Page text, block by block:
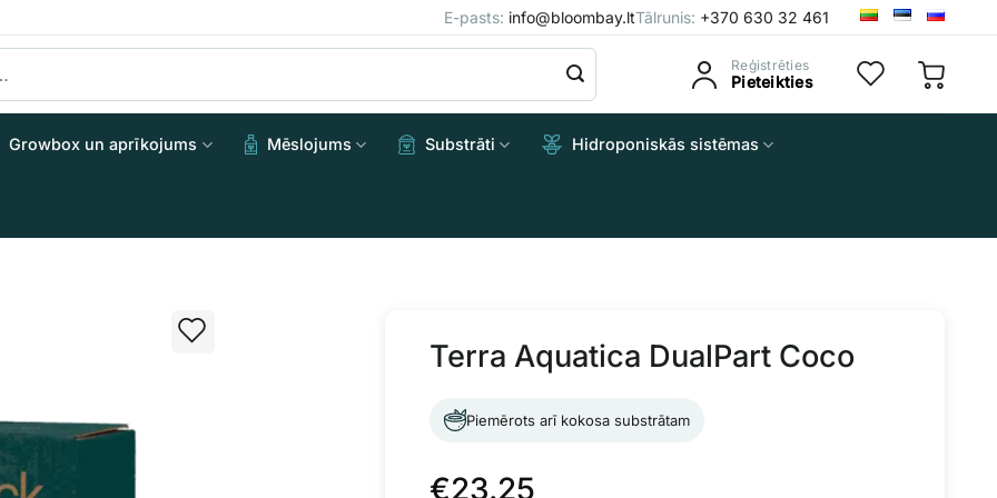
E-pasts: info@bloombay.ltTālrunis: +370 630 32 461
Reģistrēties
Pieteikties
Growbox un aprīkojums Mēslojums Substrāti Hidroponiskās sistēmas
Terra Aquatica DualPart Coco
Piemērots arī kokosa substrātam
€23.25